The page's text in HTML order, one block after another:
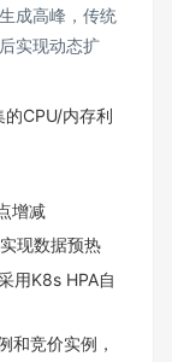
成高峰，传统
实现动态扩
的CPU/内存利
增减
现数据预热
用K8s HPA自
和竞价实例，